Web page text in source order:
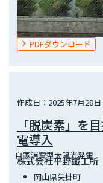
PDFダウンロード
作成日：2025年7月28日
「脱炭素」を
電導入
自家消費型太陽光発電
株式会社平野鐵工所
岡山県矢掛町